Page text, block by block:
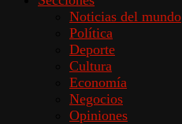
Noticias del mundo
Política
Deporte
Cultura
Economía
Negocios
Opiniones